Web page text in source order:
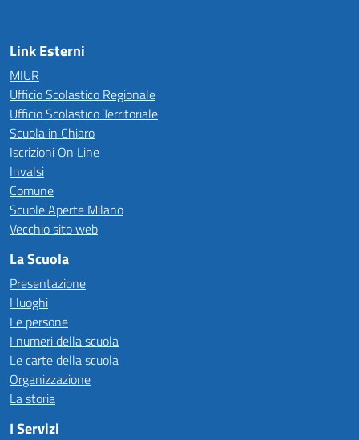
Link Esterni
MIUR
Ufficio Scolastico Regionale
Ufficio Scolastico Territoriale
Scuola in Chiaro
Iscrizioni On Line
Invalsi
Comune
Scuole Aperte Milano
Vecchio sito web
La Scuola
Presentazione
I luoghi
Le persone
I numeri della scuola
Le carte della scuola
Organizzazione
La storia
I Servizi